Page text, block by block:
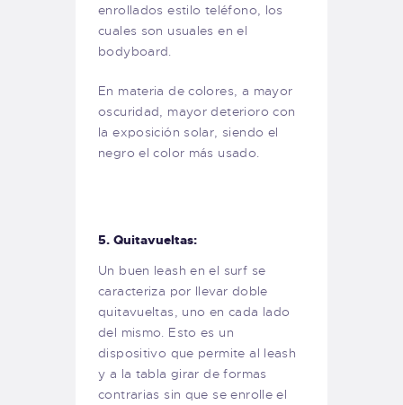
enrollados estilo teléfono, los
cuales son usuales en el
bodyboard.
En materia de colores, a mayor
oscuridad, mayor deterioro con
la exposición solar, siendo el
negro el color más usado.
5. Quitavueltas:
Un buen leash en el surf se
caracteriza por llevar doble
quitavueltas, uno en cada lado
del mismo. Esto es un
dispositivo que permite al leash
y a la tabla girar de formas
contrarias sin que se enrolle el